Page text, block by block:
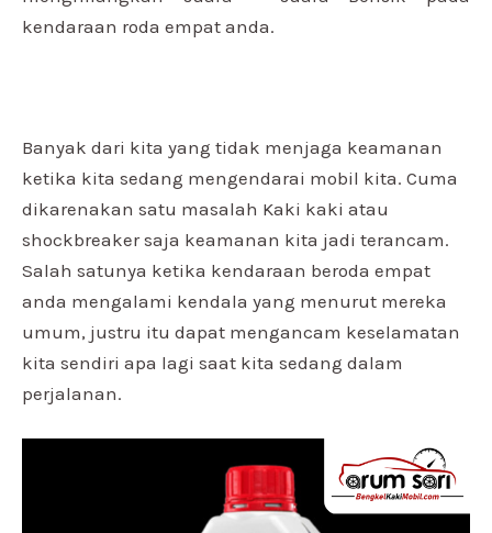
kendaraan roda empat anda.
Banyak dari kita yang tidak menjaga keamanan
ketika kita sedang mengendarai mobil kita. Cuma
dikarenakan satu masalah Kaki kaki atau
shockbreaker saja keamanan kita jadi terancam.
Salah satunya ketika kendaraan beroda empat
anda mengalami kendala yang menurut mereka
umum, justru itu dapat mengancam keselamatan
kita sendiri apa lagi saat kita sedang dalam
perjalanan.